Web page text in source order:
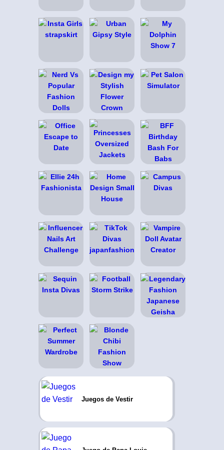
Juegos de Vestir